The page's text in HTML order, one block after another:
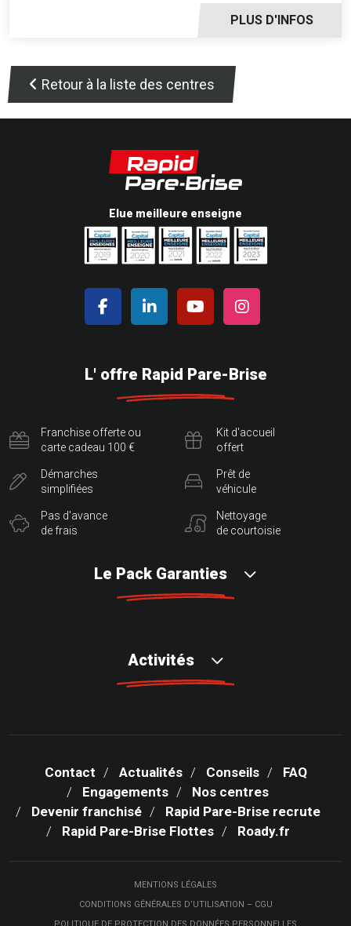
PLUS D'INFOS
Retour à la liste des centres
Elue meilleure enseigne
L' offre Rapid Pare-Brise
Franchise offerte ou
carte cadeau 100 €
Démarches
simplifiées
Pas d'avance
de frais
Kit d'accueil
offert
Prêt de
véhicule
Nettoyage
de courtoisie
Le Pack Garanties
Activités
Contact Actualités Conseils
FAQ
Engagements
Nos centres
Devenir franchisé
Rapid Pare-Brise recrute
Rapid Pare-Brise Flottes
Roady.fr
MENTIONS LÉGALES
CONDITIONS GÉNÉRALES D’UTILISATION – CGU
POLITIQUE DE PROTECTION DES DONNÉES PERSONNELLES